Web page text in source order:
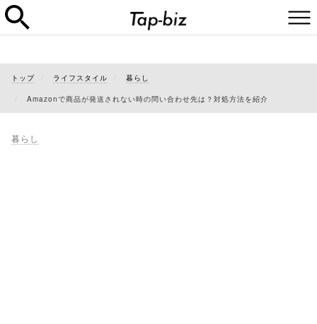
トップ ライフスタイル 暮らし
Amazonで商品が発送されない時の問い合わせ先は？対処方法を紹介
暮らし